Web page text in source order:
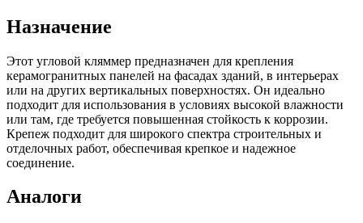
Назначение
Этот угловой кляммер предназначен для крепления
керамогранитных панелей на фасадах зданий, в интерьерах
или на других вертикальных поверхностях. Он идеально
подходит для использования в условиях высокой влажности
или там, где требуется повышенная стойкость к коррозии.
Крепеж подходит для широкого спектра строительных и
отделочных работ, обеспечивая крепкое и надежное
соединение.
Аналоги